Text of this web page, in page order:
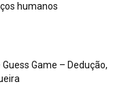
humanos
Game – Dedução,